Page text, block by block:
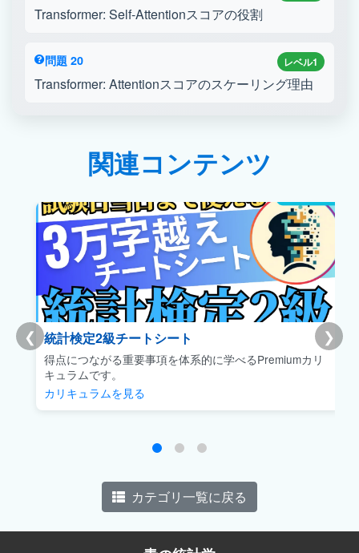
Transformer: Self-Attentionスコアの役割
レベル1
問題 20
Transformer: Attentionスコアのスケーリング理由
関連コンテンツ
❮ ❯
統計検定2級チートシート
得点につながる重要事項を体系的に学べるPremiumカリ
キュラムです。
カリキュラムを見る
カテゴリ一覧に戻る